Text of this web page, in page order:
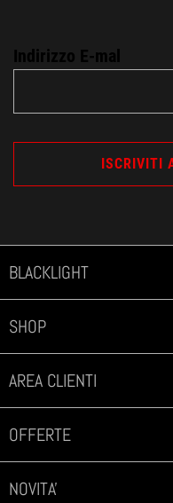
Indirizzo E-mal
BLACKLIGHT
SHOP
AREA CLIENTI
OFFERTE
NOVITA'